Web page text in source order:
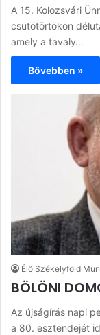
A 15. Kolozsvári
csütötörtökön
amely a tavaly…
Bővebben »
Élő Székelyföld
BÖLÖNI
Az újságírás napi
a 80. esztendejét